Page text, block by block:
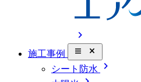
chevron_right
施工事例 close_small
シート防水 chevron_right